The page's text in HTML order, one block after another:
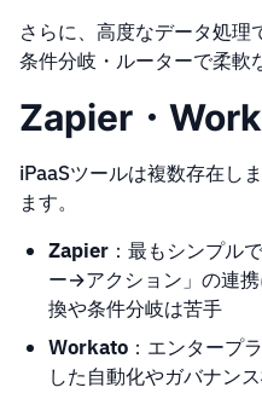
さらに、高度なデータ処理
条件分岐・ルーターで柔軟
Zapier・
iPaaSツールは複数存在し
ます。
Zapier ：最もシンプル
ー→アクション」の連
換や条件分岐は苦手
Workato ：エンタープ
した自動化やガバナン